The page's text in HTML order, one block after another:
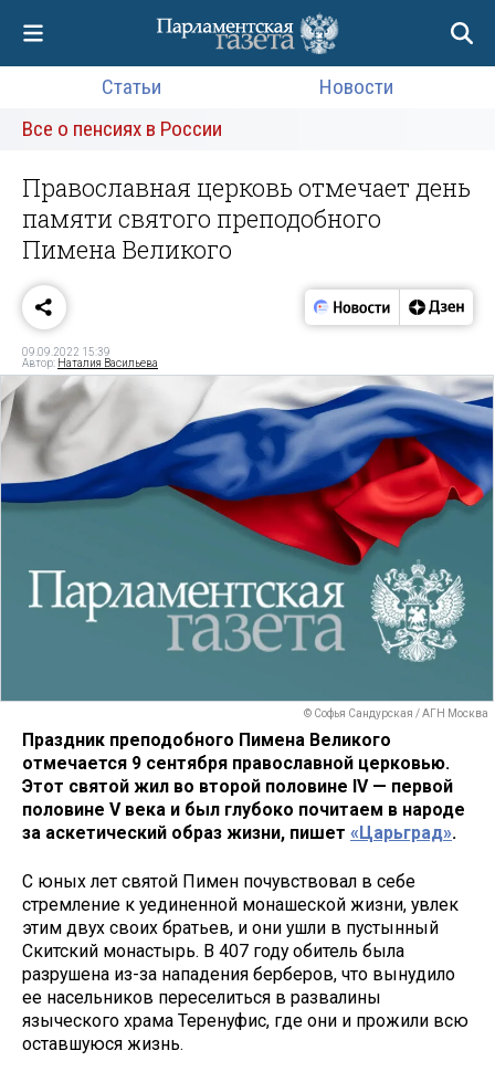
Статьи
Новости
Все о пенсиях в России
Православная церковь отмечает день
памяти святого преподобного
Пимена Великого
09.09.2022 15:39
Автор: Наталия Васильева
© Софья Сандурская / АГН Москва
Праздник преподобного Пимена Великого
отмечается 9 сентября православной церковью.
Этот святой жил во второй половине IV — первой
половине V века и был глубоко почитаем в народе
за аскетический образ жизни, пишет «Царьград».
С юных лет святой Пимен почувствовал в себе
стремление к уединенной монашеской жизни, увлек
этим двух своих братьев, и они ушли в пустынный
Скитский монастырь. В 407 году обитель была
разрушена из-за нападения берберов, что вынудило
ее насельников переселиться в развалины
языческого храма Теренуфис, где они и прожили всю
оставшуюся жизнь.